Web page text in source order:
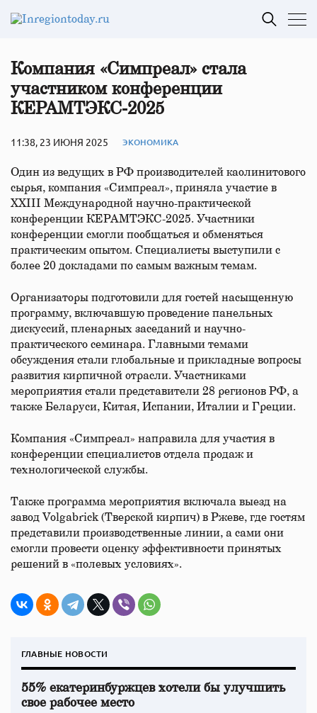
Компания «Симпреал» стала
участником конференции
КЕРАМТЭКС-2025
11:38, 23 ИЮНЯ 2025 ЭКОНОМИКА
Один из ведущих в РФ производителей каолинитового
сырья, компания «Симпреал», приняла участие в
XXIII Международной научно-практической
конференции КЕРАМТЭКС-2025. Участники
конференции смогли пообщаться и обменяться
практическим опытом. Специалисты выступили с
более 20 докладами по самым важным темам.
Организаторы подготовили для гостей насыщенную
программу, включавшую проведение панельных
дискуссий, пленарных заседаний и научно-
практического семинара. Главными темами
обсуждения стали глобальные и прикладные вопросы
развития кирпичной отрасли. Участниками
мероприятия стали представители 28 регионов РФ, а
также Беларуси, Китая, Испании, Италии и Греции.
Компания «Симпреал» направила для участия в
конференции специалистов отдела продаж и
технологической службы.
Также программа мероприятия включала выезд на
завод Volgabrick (Тверской кирпич) в Ржеве, где гостям
представили производственные линии, а сами они
смогли провести оценку эффективности принятых
решений в «полевых условиях».
ГЛАВНЫЕ НОВОСТИ
55% екатеринбуржцев хотели бы улучшить
свое рабочее место